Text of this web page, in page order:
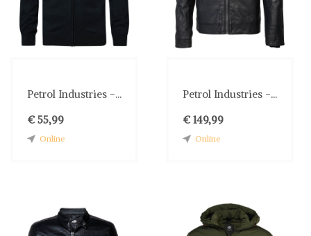
Petrol Industries -...
€ 55,99
Online
Petrol Industries -...
€ 149,99
Online